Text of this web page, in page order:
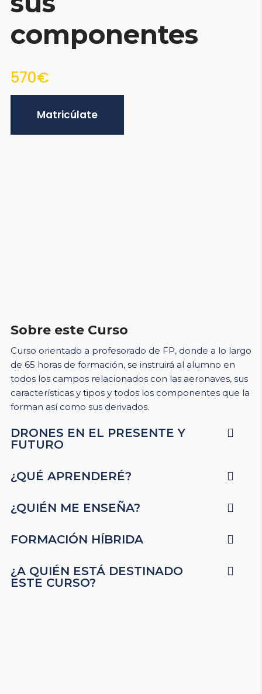
componentes
570€
Matricúlate
Sobre este Curso
Curso orientado a profesorado de FP, donde a lo largo
de 65 horas de formación, se instruirá al alumno en
todos los campos relacionados con las aeronaves, sus
características y tipos y todos los componentes que la
forman así como sus derivados.
DRONES EN EL PRESENTE Y
FUTURO
¿QUÉ APRENDERÉ?
¿QUIÉN ME ENSEÑA?
FORMACIÓN HÍBRIDA
¿A QUIÉN ESTÁ DESTINADO
ESTE CURSO?